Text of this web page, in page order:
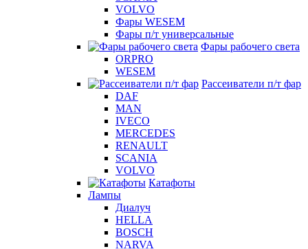
VOLVO
Фары WESEM
Фары п/т универсальные
Фары рабочего света
ORPRO
WESEM
Рассеиватели п/т фар
DAF
MAN
IVECO
MERCEDES
RENAULT
SCANIA
VOLVO
Катафоты
Лампы
Диалуч
HELLA
BOSCH
NARVA